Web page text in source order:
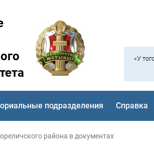
«У
подразделения Справка
района в документах